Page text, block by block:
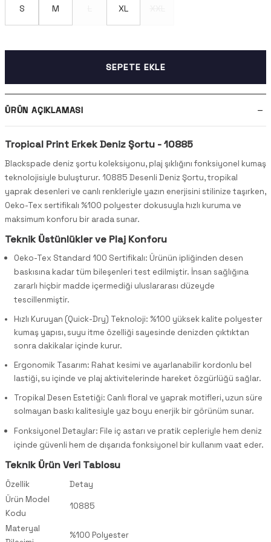
S M XL
SEPETE EKLE
ÜRÜN AÇIKLAMASI
Tropical Print Erkek Deniz Şortu - 10885
Blackspade deniz şortu koleksiyonu, plaj şıklığını fonksiyonel kumaş
teknolojisiyle buluşturur. 10885 Desenli Deniz Şortu, tropikal
yaprak desenleri ve canlı renkleriyle yazın enerjisini stilinize taşırken,
Oeko-Tex sertifikalı %100 polyester dokusuyla hızlı kuruma ve
maksimum konforu bir arada sunar.
Teknik Üstünlükler ve Plaj Konforu
Oeko-Tex Standard 100 Sertifikalı: Ürünün ipliğinden desen
baskısına kadar tüm bileşenleri test edilmiştir. İnsan sağlığına
zararlı hiçbir madde içermediği uluslararası düzeyde
tescillenmiştir.
Hızlı Kuruyan (Quick-Dry) Teknoloji: %100 yüksek kalite polyester
kumaş yapısı, suyu itme özelliği sayesinde denizden çıktıktan
sonra dakikalar içinde kurur.
Ergonomik Tasarım: Rahat kesimi ve ayarlanabilir kordonlu bel
lastiği, su içinde ve plaj aktivitelerinde hareket özgürlüğü sağlar.
Tropikal Desen Estetiği: Canlı floral ve yaprak motifleri, uzun süre
solmayan baskı kalitesiyle yaz boyu enerjik bir görünüm sunar.
Fonksiyonel Detaylar: File iç astarı ve pratik cepleriyle hem deniz
içinde güvenli hem de dışarıda fonksiyonel bir kullanım vaat eder.
Teknik Ürün Veri Tablosu
Özellik
Detay
Ürün Model
Kodu
10885
Materyal
%100 Polyester